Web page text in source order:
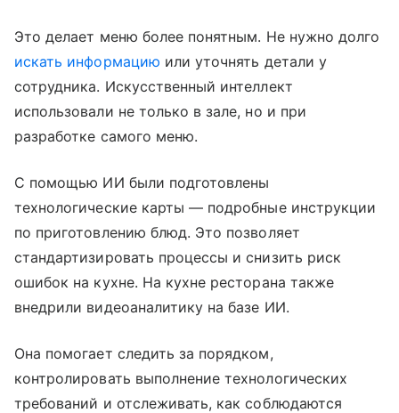
Это делает меню более понятным. Не нужно долго
искать информацию или уточнять детали у
сотрудника. Искусственный интеллект
использовали не только в зале, но и при
разработке самого меню.
С помощью ИИ были подготовлены
технологические карты — подробные инструкции
по приготовлению блюд. Это позволяет
стандартизировать процессы и снизить риск
ошибок на кухне. На кухне ресторана также
внедрили видеоаналитику на базе ИИ.
Она помогает следить за порядком,
контролировать выполнение технологических
требований и отслеживать, как соблюдаются